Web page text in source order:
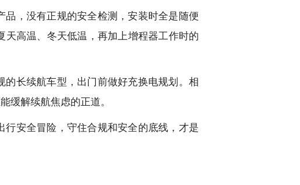
，没有正规的安全检测，安装时全是随便
高温、冬天低温，再加上增程器工作时的
长续航车型，出门前做好充换电规划。相
缓解续航焦虑的正道。
安全冒险，守住合规和安全的底线，才是